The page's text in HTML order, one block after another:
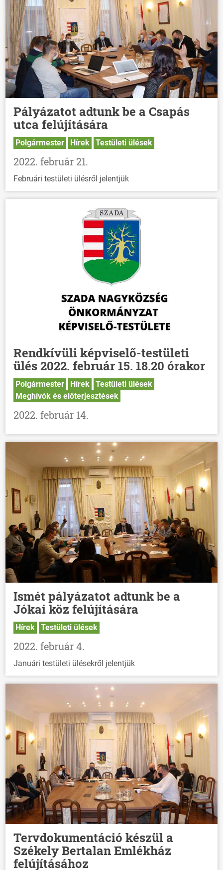
ÖNKORMÁNYZAT
ÜGYINTÉZÉS
KÖZÖSSÉG
Pályázatot adtunk be a Csapás
utca felújítására
Polgármester Hírek Testületi ülések
2022. február 21.
Februári testületi ülésről jelentjük
Rendkívüli képviselő-testületi
ülés 2022. február 15. 18.20 órakor
Polgármester Hírek
Testületi ülések
Meghívók és előterjesztések
2022. február 14.
Ismét pályázatot adtunk be a
Jókai köz felújítására
Hírek Testületi ülések
2022. február 4.
Januári testületi ülésekről jelentjük
Tervdokumentáció készül a
Székely Bertalan Emlékház
felújításához